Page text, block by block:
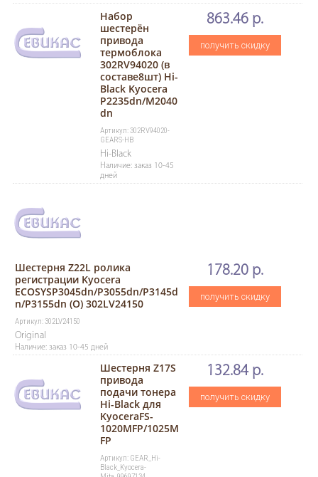
Набор
шестерён
привода
термоблока
302RV94020 (в
составе8шт) Hi-
Black Kyocera
P2235dn/M2040
dn
Артикул: 302RV94020-
GEARS-HB
Hi-Black
Наличие: заказ 10-45
дней
863.46 р.
получить скидку
Шестерня Z22L ролика
регистрации Kyocera
ECOSYSP3045dn/P3055dn/P3145d
n/P3155dn (О) 302LV24150
Артикул: 302LV24150
Original
Наличие: заказ 10-45 дней
178.20 р.
получить скидку
Шестерня Z17S
привода
подачи тонера
Hi-Black для
KyoceraFS-
1020MFP/1025M
FP
Артикул: GEAR_Hi-
Black_Kyocera-
132.84 р.
получить скидку